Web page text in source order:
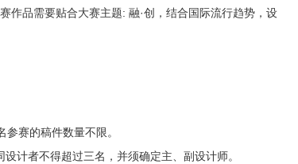
作品需要贴合大赛主题: 融·创，结合国际流行趋势，设
参赛的稿件数量不限。
计者不得超过三名，并须确定主、副设计师。